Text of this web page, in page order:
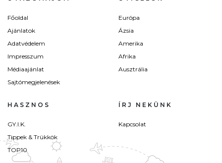
Főoldal
Ajánlatok
Adatvédelem
Impresszum
Médiaajánlat
Sajtómegjelenések
Európa
Ázsia
Amerika
Afrika
Ausztrália
HASZNOS
GY.I.K.
Tippek & Trükkök
TOP10
ÍRJ NEKÜNK
Kapcsolat